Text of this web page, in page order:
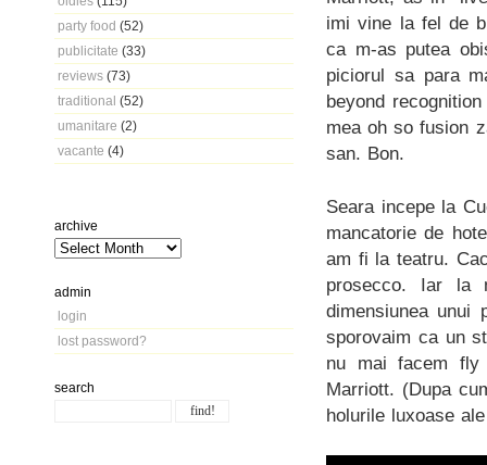
party food (52)
publicitate (33)
reviews (73)
traditional (52)
umanitare (2)
vacante (4)
archive
admin
login
lost password?
search
imi vine la fel de
ca m-as putea
piciorul sa para
beyond
mea oh so fusion
san. Bon.
Seara incepe la
mancatorie de
am fi la teatru.
prosecco. Iar la
dimensiunea unui
sporovaim ca un
nu mai facem
Marriott. (Dupa
holurile luxoase